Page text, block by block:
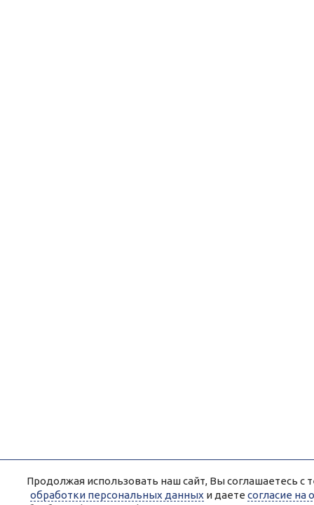
Продолжая использовать наш сайт, Вы соглашаетесь с
обработки персональных данных и даете согласие на